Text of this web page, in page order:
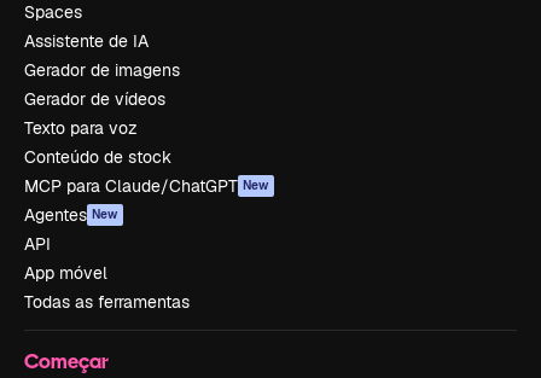
Spaces
Assistente de IA
Gerador de imagens
Gerador de vídeos
Texto para voz
Conteúdo de stock
MCP para Claude/ChatGPT New
Agentes New
API
App móvel
Todas as ferramentas
Começar